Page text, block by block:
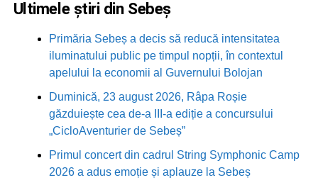
Ultimele știri din Sebeș
Primăria Sebeș a decis să reducă intensitatea
iluminatului public pe timpul nopții, în contextul
apelului la economii al Guvernului Bolojan
Duminică, 23 august 2026, Râpa Roșie
găzduiește cea de-a III-a ediție a concursului
„CicloAventurier de Sebeș”
Primul concert din cadrul String Symphonic Camp
2026 a adus emoție și aplauze la Sebeș